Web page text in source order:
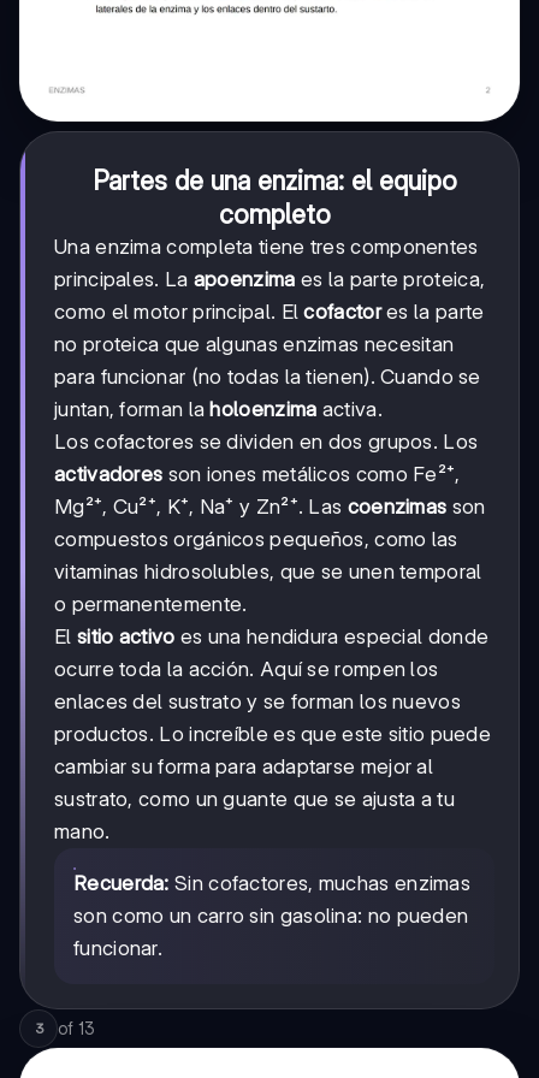
Partes de una enzima: el equipo
completo
Una enzima completa tiene tres componentes
principales. La apoenzima es la parte proteica,
como el motor principal. Elcofactores la parte
no proteica que algunas enzimas necesitan
para funcionar (no todas la tienen). Cuando se
juntan, forman la holoenzima activa.
Los cofactores se dividen en dos grupos. Los
activadores son iones metálicos como Fe²⁺,
Mg²⁺, Cu²⁺, K⁺, Na⁺ y Zn²⁺. Las coenzimas son
compuestos orgánicos pequeños, como las
vitaminas hidrosolubles, que se unen temporal
o permanentemente.
El sitio activo es una hendidura especial donde
ocurre toda la acción. Aquí se rompen los
enlaces del sustrato y se forman los nuevos
productos. Lo increíble es que este sitio puede
cambiar su forma para adaptarse mejor al
sustrato, como un guante que se ajusta a tu
mano.
Recuerda: Sin cofactores, muchas enzimas
son como un carro sin gasolina: no pueden
funcionar.
3 of 13